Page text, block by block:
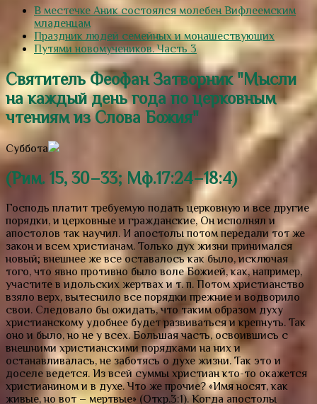
В местечке Аник состоялся молебен Вифлеемским
младенцам
Праздник людей семейных и монашествующих
Путями новомучеников. Часть 3
Святитель Феофан Затворник "Мысли
на каждый день года по церковным
чтениям из Слова Божия"
Суббота
(Рим. 15, 30–33; Мф.17:24–18:4)
Господь платит требуемую подать церковную и все другие
порядки, и церковные и гражданские, Он исполнял и
апостолов так научил. И апостолы потом передали тот же
закон и всем христианам. Только дух жизни принимался
новый; внешнее же все оставалось как было, исключая
того, что явно противно было воле Божией, как, например,
участите в идольских жертвах и т. п. Потом христианство
взяло верх, вытеснило все порядки прежние и водворило
свои. Следовало бы ожидать, что таким образом духу
христианскому удобнее будет развиваться и крепнуть. Так
оно и было, но не у всех. Большая часть, освоившись с
внешними христианскими порядками на них и
останавливалась, не заботясь о духе жизни. Так это и
доселе ведется. Из всей суммы христиан кто-то окажется
христианином и в духе. Что же прочие? «Имя носят, как
живые, но вот – мертвые» (Откр.3:1). Когда апостолы